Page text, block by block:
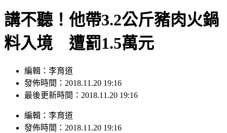
講不聽！他帶3.2公斤豬肉火鍋
料入境 遭罰1.5萬元
編輯：李育道
發佈時間：2018.11.20 19:16
最後更新時間：2018.11.20 19:16
編輯 ： 李育道
發佈時間： 2018.11.20 19:16